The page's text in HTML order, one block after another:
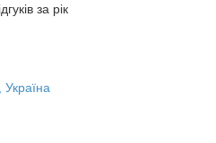
за рік
Україна